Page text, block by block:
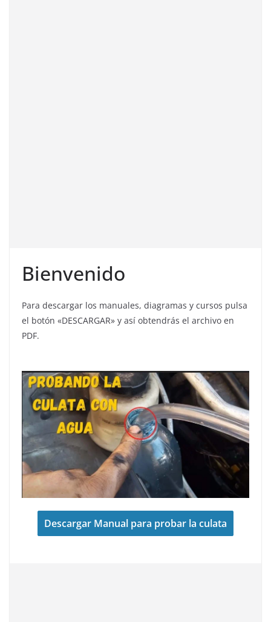
Bienvenido
Para descargar los manuales, diagramas y cursos pulsa
el botón «DESCARGAR» y así obtendrás el archivo en
PDF.
Descargar Manual para probar la culata